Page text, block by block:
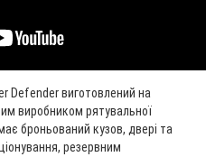
Defender виготовлений на
виробником рятувальної
броньований кузов, двері та
резервним